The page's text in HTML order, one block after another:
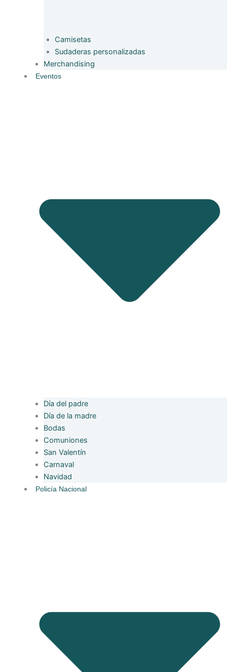
Camisetas
Sudaderas personalizadas
Merchandising
Eventos
Día del padre
Día de la madre
Bodas
Comuniones
San Valentín
Carnaval
Navidad
Policía Nacional